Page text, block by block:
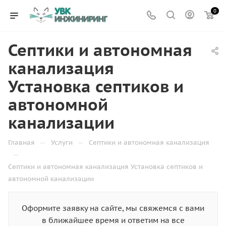
0
Септики и автономная
канализация
Установка септиков и
автономной
канализации
Главная — Услуги — Септики и автономная канализация
—
Септики и автономная канализация Установка септиков и
автономной канализации
Оформите заявку на сайте, мы свяжемся с вами
в ближайшее время и ответим на все